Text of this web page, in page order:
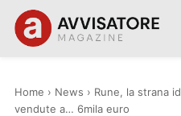
Home › News › Rune, la strana
vendute a… 6mila euro